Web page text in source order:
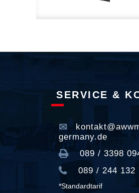
SERVICE &
germany.de
089 / 3398
089 / 244 132
*Standardtarif